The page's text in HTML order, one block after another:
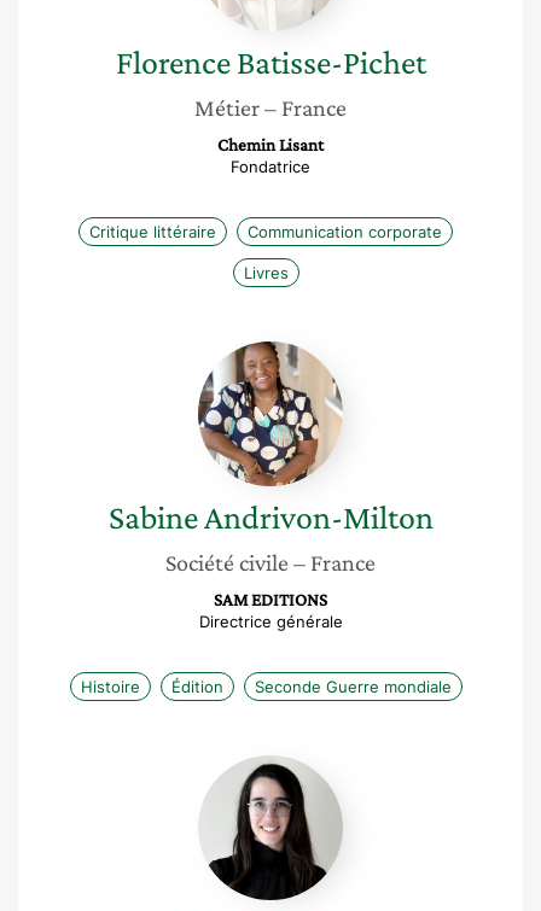
Florence Batisse-Pichet
Métier– France
Chemin Lisant
Fondatrice
Critique littéraire Communication corporate
Livres
Sabine
Andrivon-
Milton
SabineAndrivon-Milton
Société civile – France
SAM EDITIONS
Directrice générale
Histoire Édition Seconde Guerre mondiale
Marine
Lefort